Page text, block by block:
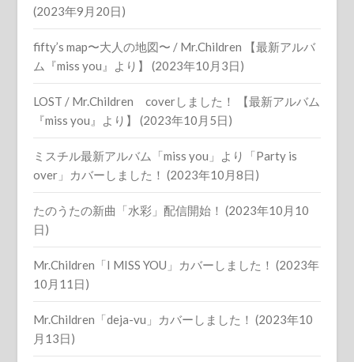
(2023年9月20日)
fifty’s map〜大人の地図〜 / Mr.Children 【最新アルバ
ム『miss you』より】 (2023年10月3日)
LOST / Mr.Children coverしました！ 【最新アルバム
『miss you』より】 (2023年10月5日)
ミスチル最新アルバム「miss you」より「Party is
over」カバーしました！ (2023年10月8日)
たのうたの新曲「水彩」配信開始！ (2023年10月10
日)
Mr.Children「I MISS YOU」カバーしました！ (2023年
10月11日)
Mr.Children「deja-vu」カバーしました！ (2023年10
月13日)